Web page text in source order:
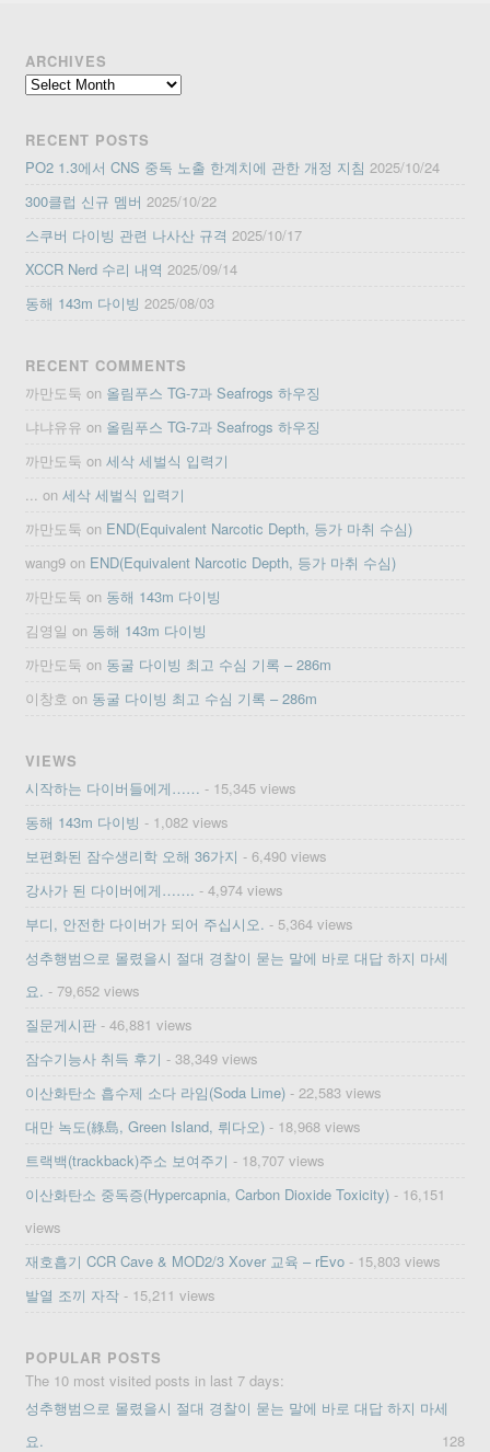
ARCHIVES
Archives
RECENT POSTS
PO2 1.3에서 CNS 중독 노출 한계치에 관한 개정 지침 2025/10/24
300클럽 신규 멤버 2025/10/22
스쿠버 다이빙 관련 나사산 규격 2025/10/17
XCCR Nerd 수리 내역 2025/09/14
동해 143m 다이빙 2025/08/03
RECENT COMMENTS
까만도둑 on 올림푸스 TG-7과 Seafrogs 하우징
냐냐유유 on 올림푸스 TG-7과 Seafrogs 하우징
까만도둑 on세삭 세벌식 입력기
... on세삭 세벌식 입력기
까만도둑 on END(Equivalent Narcotic Depth, 등가 마취 수심)
wang9 on END(Equivalent Narcotic Depth, 등가 마취 수심)
까만도둑 on 동해 143m 다이빙
김영일 on 동해 143m 다이빙
까만도둑 on 동굴 다이빙 최고 수심 기록 – 286m
이창호 on 동굴 다이빙 최고 수심 기록 – 286m
VIEWS
시작하는 다이버들에게…… - 15,345 views
동해 143m 다이빙 - 1,082 views
보편화된 잠수생리학 오해 36가지 - 6,490 views
강사가 된 다이버에게……. - 4,974 views
부디, 안전한 다이버가 되어 주십시오. - 5,364 views
성추행범으로 몰렸을시 절대 경찰이 묻는 말에 바로 대답 하지 마세
요. - 79,652 views
질문게시판 - 46,881 views
잠수기능사 취득 후기 - 38,349 views
이산화탄소 흡수제 소다 라임(Soda Lime) - 22,583 views
대만 녹도(綠島, Green Island, 뤼다오) - 18,968 views
트랙백(trackback)주소 보여주기 - 18,707 views
이산화탄소 중독증(Hypercapnia, Carbon Dioxide Toxicity) - 16,151
views
재호흡기 CCR Cave & MOD2/3 Xover 교육 – rEvo - 15,803 views
발열 조끼 자작 - 15,211 views
POPULAR POSTS
The 10 most visited posts in last 7 days:
성추행범으로 몰렸을시 절대 경찰이 묻는 말에 바로 대답 하지 마세
요.
128